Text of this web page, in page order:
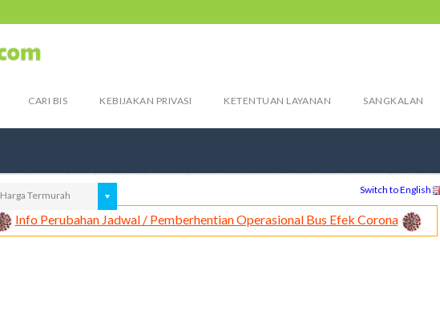
CARI BIS KEBIJAKAN PRIVASI KETENTUAN LAYANAN SANGKALAN
Harga Termurah Switch to English
Info Perubahan Jadwal / Pemberhentian Operasional Bus Efek Corona